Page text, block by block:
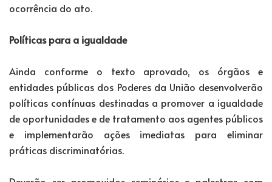
ocorrência do ato.
Políticas para a igualdade
Ainda conforme o texto aprovado, os órgãos e
entidades públicas dos Poderes da União desenvolverão
políticas contínuas destinadas a promover a igualdade
de oportunidades e de tratamento aos agentes públicos
e implementarão ações imediatas para eliminar
práticas discriminatórias.